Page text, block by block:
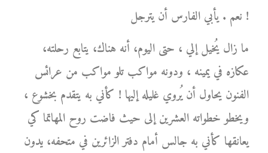
نعم . يأبي الفارس أن يترجل !
ما زال يُخيل إلي ، حتى اليوم، أنه هناك، يتابع رحلته،
عكازه في يمينه ، ودونه مواكب تلو مواكب من عرائس
الفنون يحاول أن يُروي غليله إليها ! كأني به يتقدم بخشوع ،
ويخطو خطواته العشرين إلى حيث فاضت روح المهاتما كي
يعانقها كأني به جالس أمام دفتر الزائرين في متحفه، يدون